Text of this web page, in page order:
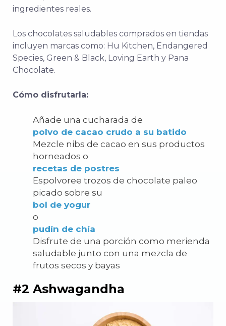
ingredientes reales.
Los chocolates saludables comprados en tiendas
incluyen marcas como: Hu Kitchen, Endangered
Species, Green & Black, Loving Earth y Pana
Chocolate.
Cómo disfrutarla:
Añade una cucharada de
polvo de cacao crudo a su batido
Mezcle nibs de cacao en sus productos
horneados o
recetas de postres
Espolvoree trozos de chocolate paleo
picado sobre su
bol de yogur
o
pudín de chía
Disfrute de una porción como merienda
saludable junto con una mezcla de
frutos secos y bayas
#2 Ashwagandha